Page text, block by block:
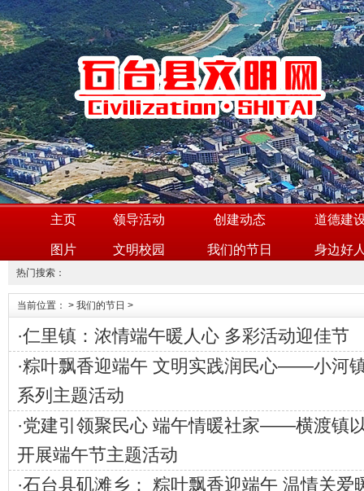
主页 领导活动 创建动态 道德建
图片 文明校园 我们的节日 身边好
热门搜索：
当前位置： > 我们的节日 >
·仁里镇：浓情端午暖人心 多彩活动迎佳节
·粽叶飘香迎端午 文明实践润民心——小河
系列主题活动
·党建引领聚民心 端午情暖社家——横渡镇
开展端午节主题活动
·石台县矶滩乡： 粽叶飘香迎端午 温情关爱